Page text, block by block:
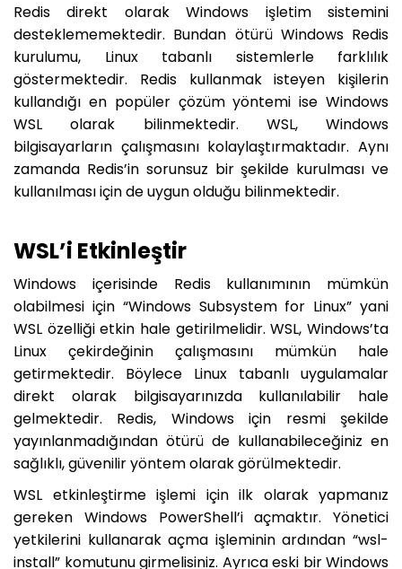
Redis direkt olarak Windows işletim sistemini
desteklememektedir. Bundan ötürü Windows Redis
kurulumu, Linux tabanlı sistemlerle farklılık
göstermektedir. Redis kullanmak isteyen kişilerin
kullandığı en popüler çözüm yöntemi ise Windows
WSL olarak bilinmektedir. WSL, Windows
bilgisayarların çalışmasını kolaylaştırmaktadır. Aynı
zamanda Redis’in sorunsuz bir şekilde kurulması ve
kullanılması için de uygun olduğu bilinmektedir.
WSL’i Etkinleştir
Windows içerisinde Redis kullanımının mümkün
olabilmesi için “Windows Subsystem for Linux” yani
WSL özelliği etkin hale getirilmelidir. WSL, Windows’ta
Linux çekirdeğinin çalışmasını mümkün hale
getirmektedir. Böylece Linux tabanlı uygulamalar
direkt olarak bilgisayarınızda kullanılabilir hale
gelmektedir. Redis, Windows için resmi şekilde
yayınlanmadığından ötürü de kullanabileceğiniz en
sağlıklı, güvenilir yöntem olarak görülmektedir.
WSL etkinleştirme işlemi için ilk olarak yapmanız
gereken Windows PowerShell’i açmaktır. Yönetici
yetkilerini kullanarak açma işleminin ardından “wsl-
install” komutunu girmelisiniz. Ayrıca eski bir Windows